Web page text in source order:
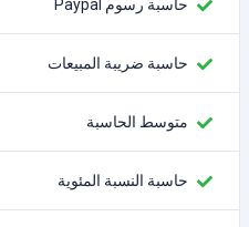
حاسبة رسوم Paypal
حاسبة ضريبة المبيعات
متوسط الحاسبة
حاسبة النسبة المئوية